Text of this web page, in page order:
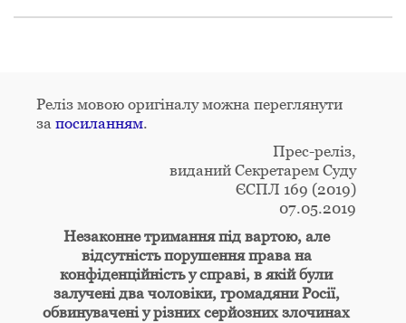
Реліз мовою оригіналу можна переглянути
за посиланням.
Прес-реліз,
виданий Секретарем Суду
ЄСПЛ 169 (2019)
07.05.2019
Незаконне тримання під вартою, але
відсутність порушення права на
конфіденційність у справі, в якій були
залучені два чоловіки, громадяни Росії,
обвинувачені у різних серйозних злочинах